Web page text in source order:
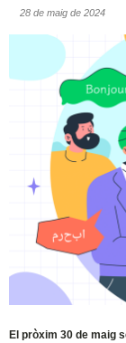
28 de maig de 2024
El pròxim 30 de maig